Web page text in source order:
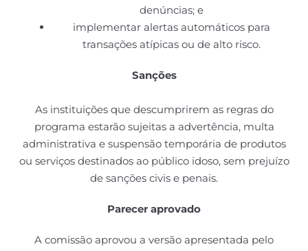
denúncias; e
implementar alertas automáticos para
transações atípicas ou de alto risco.
Sanções
As instituições que descumprirem as regras do
programa estarão sujeitas a advertência, multa
administrativa e suspensão temporária de produtos
ou serviços destinados ao público idoso, sem prejuízo
de sanções civis e penais.
Parecer aprovado
A comissão aprovou a versão apresentada pelo